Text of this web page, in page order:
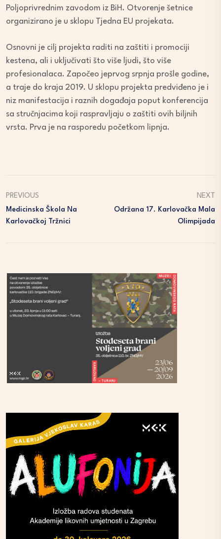
Poljoprivrednim zavodom iz BiH. Otvorenje šetnice
organizirano je u sklopu Tjedna EU projekata.
Osnovni je cilj projekta raditi na zaštiti i promociji
kestena, ali i uključivati što više ljudi, što više
profesionalaca. Započeo jeprvog srpnja prošle godine,
a traje do kraja 2019. U sklopu projekta predviđeno je i
niz manifestacija i raznih događaja poput konferencija
sa stručnjacima koji raspravljaju o zaštiti ovih biljnih
vrsta. Prva je na rasporedu početkom lipnja.
PREVIOUS
Medicinska Škola Na
Karlovačkoj Tržnici
NEXT
Održana 17. Karlovačka Mala
Olimpijada